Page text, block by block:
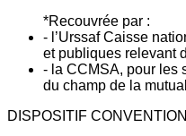
*Recouvrée par :
- l’Urssaf Caisse
et publiques relevant
- la CCMSA, pour les
du champ de la
DISPOSITIF